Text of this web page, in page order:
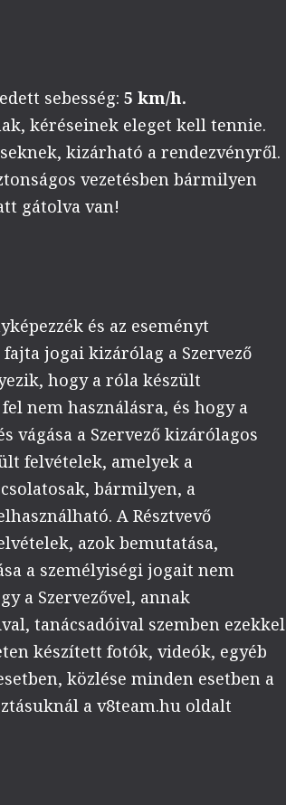
sebesség: 5 km/h.
kéréseinek eleget kell tennie.
kizárható a rendezvényről.
vezetésben bármilyen
gátolva van!
és az eseményt
jogai kizárólag a Szervező
hogy a róla készült
nem használásra, és hogy a
vágása a Szervező kizárólagos
felvételek, amelyek a
bármilyen, a
A Résztvevő
azok bemutatása,
a személyiségi jogait nem
a Szervezővel, annak
tanácsadóival szemben ezekkel
készített fotók, videók, egyéb
közlése minden esetben a
a v8team.hu oldalt